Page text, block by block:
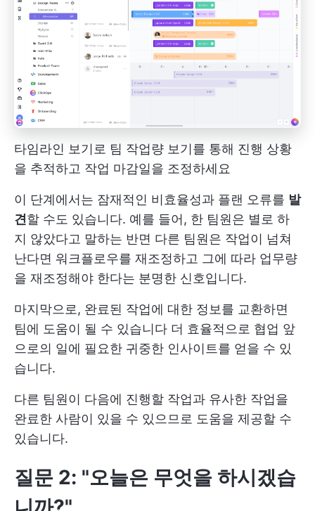
타임라인 보기로 팀 작업량 보기를 통해 진행 상황
을 추적하고 작업 마감일을 조정하세요
이 단계에서는 잠재적인 비효율성과 플랜 오류를 발
견할 수도 있습니다. 예를 들어, 한 팀원은 별로 하
지 않았다고 말하는 반면 다른 팀원은 작업이 넘쳐
난다면 워크플로우를 재조정하고 그에 따라 업무량
을 재조정해야 한다는 분명한 신호입니다.
마지막으로, 완료된 작업에 대한 정보를 교환하면
팀에 도움이 될 수 있습니다 더 효율적으로 협업 앞
으로의 일에 필요한 귀중한 인사이트를 얻을 수 있
습니다.
다른 팀원이 다음에 진행할 작업과 유사한 작업을
완료한 사람이 있을 수 있으므로 도움을 제공할 수
있습니다.
질문 2: "오늘은 무엇을 하시겠습